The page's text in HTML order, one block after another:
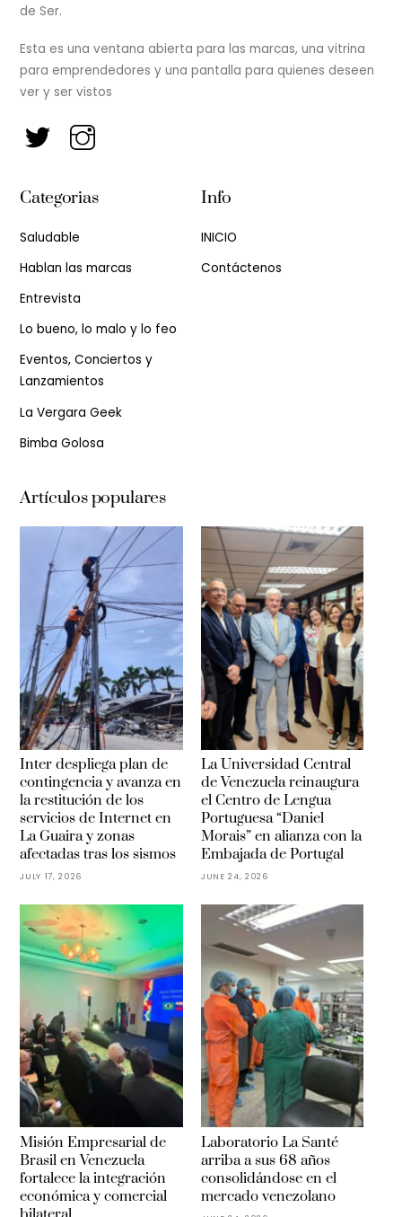
de Ser.
Esta es una ventana abierta para las marcas, una vitrina
para emprendedores y una pantalla para quienes deseen
ver y ser vistos
Categorias
Saludable
Hablan las marcas
Entrevista
Lo bueno, lo malo y lo feo
Eventos, Conciertos y
Lanzamientos
La Vergara Geek
Bimba Golosa
Info
INICIO
Contáctenos
Artículos populares
Inter despliega plan de
contingencia y avanza en
la restitución de los
servicios de Internet en
La Guaira y zonas
afectadas tras los sismos
JULY 17, 2026
La Universidad Central
de Venezuela reinaugura
el Centro de Lengua
Portuguesa “Daniel
Morais” en alianza con la
Embajada de Portugal
JUNE 24, 2026
Misión Empresarial de
Brasil en Venezuela
fortalece la integración
económica y comercial
Laboratorio La Santé
arriba a sus 68 años
consolidándose en el
mercado venezolano